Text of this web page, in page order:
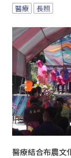
醫療 長照
醫療結合布農文